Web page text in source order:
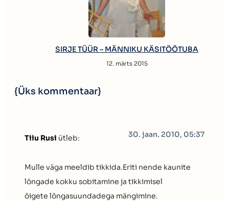
SIRJE TÜÜR – MÄNNIKU KÄSITÖÖTUBA
12. märts 2015
{Üks kommentaar}
Tiiu Rusi ütleb: 30. jaan. 2010, 05:37
Mulle väga meeldib tikkida.Eriti nende kaunite
lõngade kokku sobitamine ja tikkimisel
õigete lõngasuundadega mängimine.